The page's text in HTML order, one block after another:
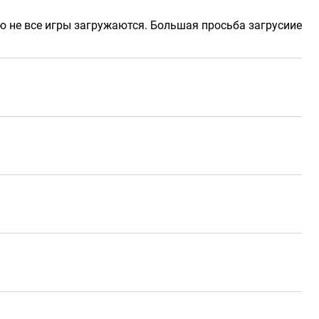
не все игры загружаются. Большая просьба загрусиие